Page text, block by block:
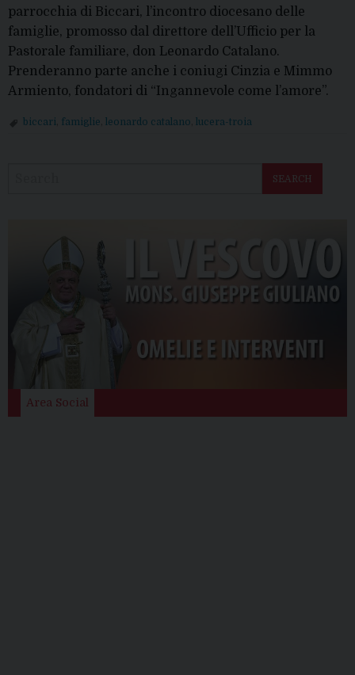
parrocchia di Biccari, l’incontro diocesano delle
famiglie, promosso dal direttore dell’Ufficio per la
Pastorale familiare, don Leonardo Catalano.
Prenderanno parte anche i coniugi Cinzia e Mimmo
Armiento, fondatori di “Ingannevole come l’amore”.
biccari famiglie leonardo catalano lucera-troia
n
SEARCH
Area Social